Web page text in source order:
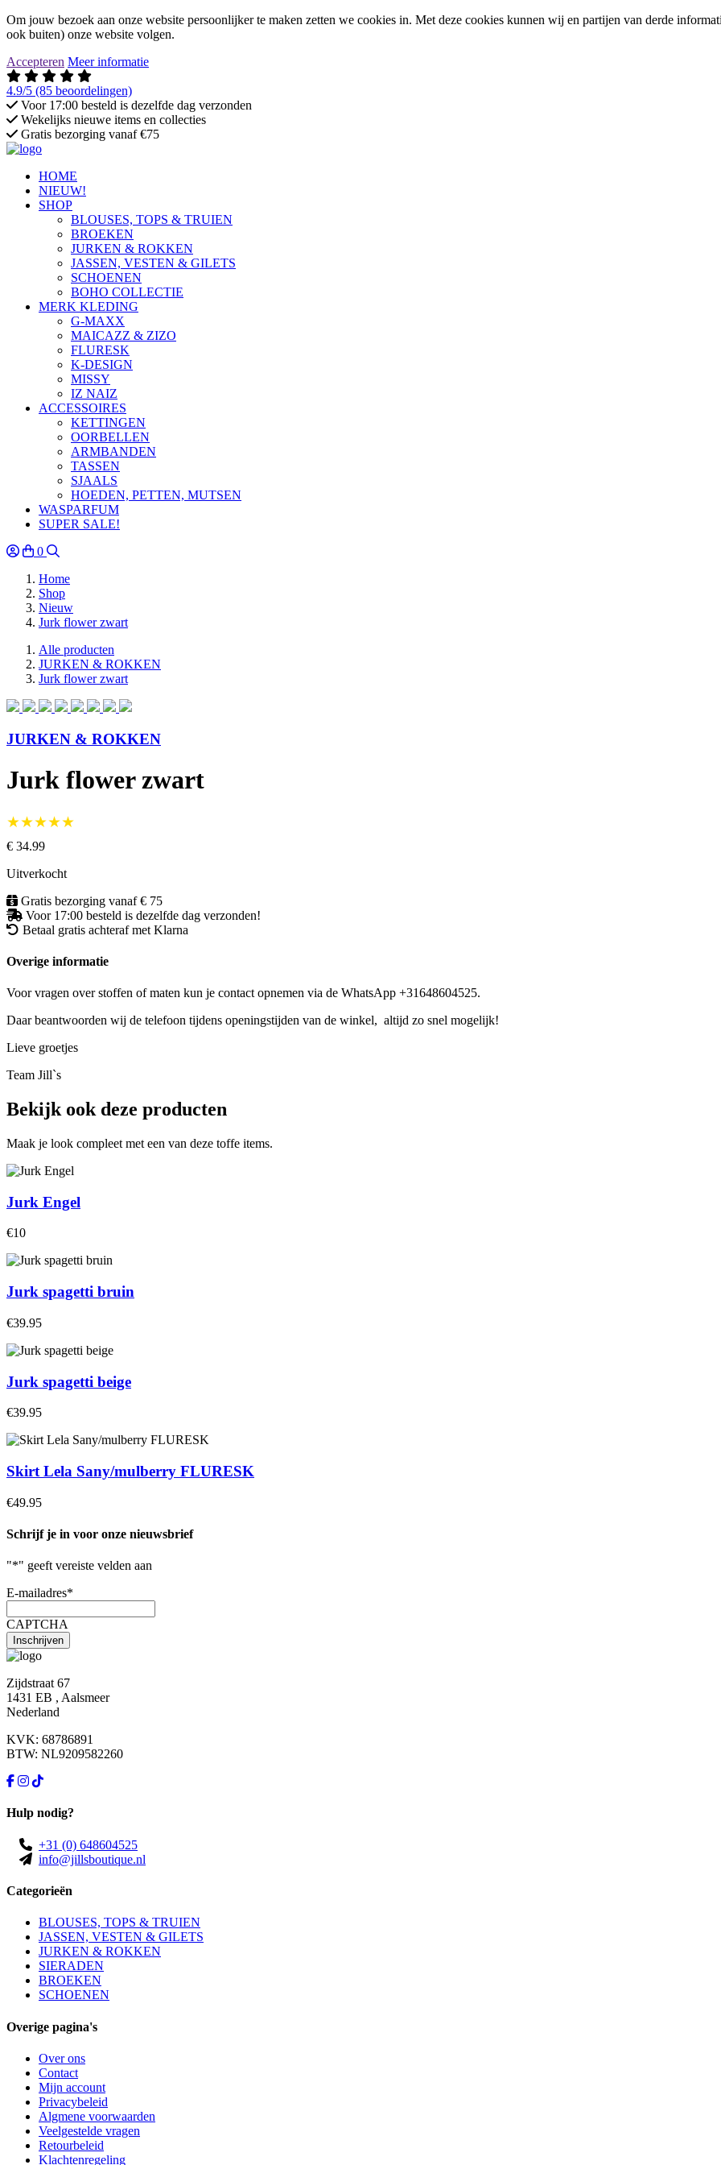
Om jouw bezoek aan onze website persoonlijker te maken zetten we cookies in. Met deze cookies kunnen wij en partijen van derde
ook buiten) onze website volgen.
Accepteren Meer informatie
4.9/5 (85 beoordelingen)
Voor 17:00 besteld is dezelfde dag verzonden
Wekelijks nieuwe items en collecties
Gratis bezorging vanaf €75
HOME
NIEUW!
SHOP
BLOUSES, TOPS & TRUIEN
BROEKEN
JURKEN & ROKKEN
JASSEN, VESTEN & GILETS
SCHOENEN
BOHO COLLECTIE
MERK KLEDING
G-MAXX
MAICAZZ & ZIZO
FLURESK
K-DESIGN
MISSY
IZ NAIZ
ACCESSOIRES
KETTINGEN
OORBELLEN
ARMBANDEN
TASSEN
SJAALS
HOEDEN, PETTEN, MUTSEN
WASPARFUM
SUPER SALE!
0
Home
Shop
Nieuw
Jurk flower zwart
Alle producten
JURKEN & ROKKEN
Jurk flower zwart
JURKEN & ROKKEN
Jurk flower zwart
★★★★★
€ 34.99
Uitverkocht
Gratis bezorging vanaf € 75
Voor 17:00 besteld is dezelfde dag verzonden!
Betaal gratis achteraf met Klarna
Overige informatie
Voor vragen over stoffen of maten kun je contact opnemen via de WhatsApp +31648604525.
Daar beantwoorden wij de telefoon tijdens openingstijden van de winkel, altijd zo snel mogelijk!
Lieve groetjes
Team Jill`s
Bekijk ook deze producten
Maak je look compleet met een van deze toffe items.
Jurk Engel
€10
Jurk spagetti bruin
€39.95
Jurk spagetti beige
€39.95
Skirt Lela Sany/mulberry FLURESK
€49.95
Schrijf je in voor onze nieuwsbrief
"*" geeft vereiste velden aan
E-mailadres*
CAPTCHA
Zijdstraat 67
1431 EB , Aalsmeer
Nederland
KVK: 68786891
BTW: NL9209582260
Hulp nodig?
+31 (0) 648604525
info@jillsboutique.nl
Categorieën
BLOUSES, TOPS & TRUIEN
JASSEN, VESTEN & GILETS
JURKEN & ROKKEN
SIERADEN
BROEKEN
SCHOENEN
Overige pagina's
Over ons
Contact
Mijn account
Privacybeleid
Algmene voorwaarden
Veelgestelde vragen
Retourbeleid
Klachtenregeling